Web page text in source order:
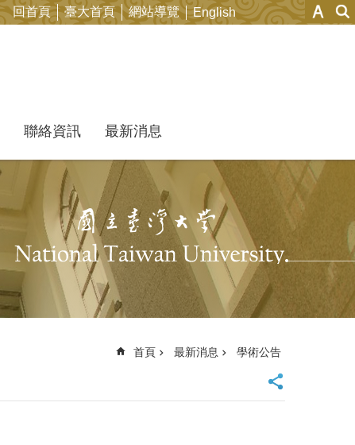
回首頁 臺大首頁 網站導覽 English
聯絡資訊 最新消息
首頁 最新消息 學術公告